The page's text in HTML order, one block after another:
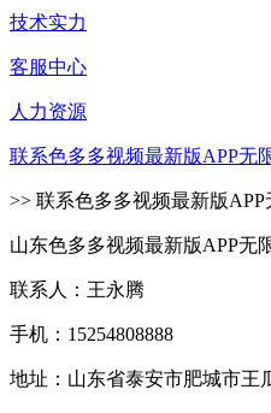
技术实力
客服中心
人力资源
联系色多多视频最新版APP无
>> 联系色多多视频最新版APP
山东色多多视频最新版APP无
联系人：王永腾
手机：15254808888
地址：山东省泰安市肥城市